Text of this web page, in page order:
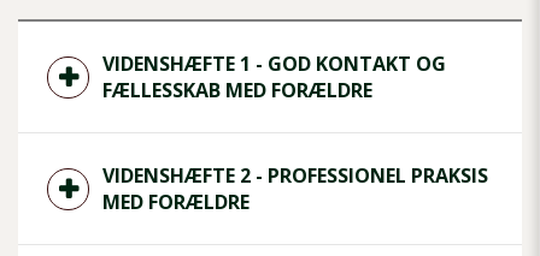
VIDENSHÆFTE 1 - GOD KONTAKT OG
FÆLLESSKAB MED FORÆLDRE
VIDENSHÆFTE 2 - PROFESSIONEL PRAKSIS
MED FORÆLDRE